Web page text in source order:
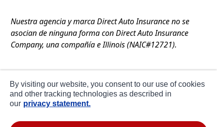
Nuestra agencia y marca Direct Auto Insurance no se
asocian de ninguna forma con Direct Auto Insurance
Company, una compañía e Illinois (NAIC#12721).
Privacidad
By visiting our website, you consent to our use of cookies
and other tracking technologies as described in
our privacy statement.